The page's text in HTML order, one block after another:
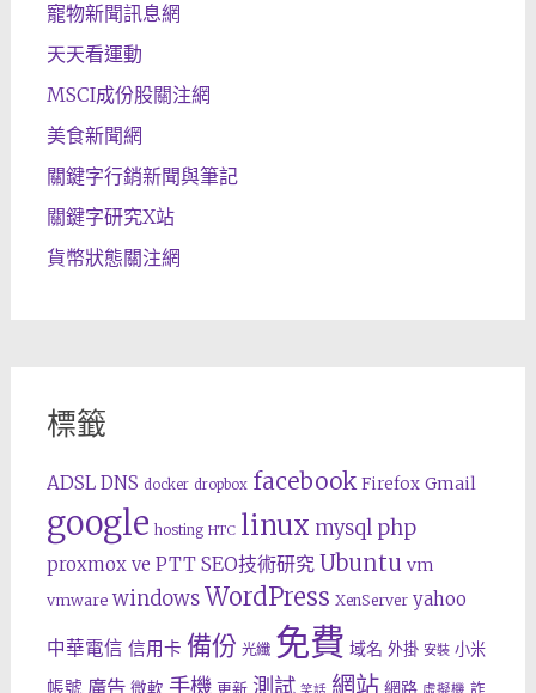
寵物新聞訊息網
天天看運動
MSCI成份股關注網
美食新聞網
關鍵字行銷新聞與筆記
關鍵字研究X站
貨幣狀態關注網
標籤
ADSL DNS docker dropbox facebook Firefox Gmail
google hosting HTC linux mysql php
proxmox ve PTT SEO技術研究 Ubuntu vm
vmware windows WordPress XenServer yahoo
中華電信 信用卡 備份 光纖 免費 域名 外掛 安裝 小米
帳號 廣告 微軟 手機 更新 測試 網站 網路 虛擬機 詐